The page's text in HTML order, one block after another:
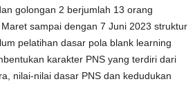
golongan 2 berjumlah 13 orang
sampai dengan 7 Juni 2023 struktur
pelatihan dasar pola blank learning
karakter PNS yang terdiri dari
nilai-nilai dasar PNS dan kedudukan